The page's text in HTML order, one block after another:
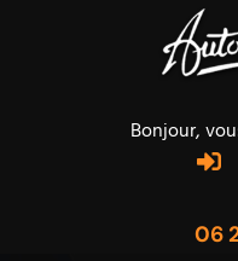
Bonjour,
06